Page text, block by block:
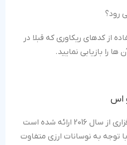
رود؟
از کدهای ریکاوری که قبلا در
ها را بازیابی نمایید.
اس
این نوع کیف پول سخت افزاری از سال 2016 ارائه شده است
توجه به نوسانات ارزی متفاوت